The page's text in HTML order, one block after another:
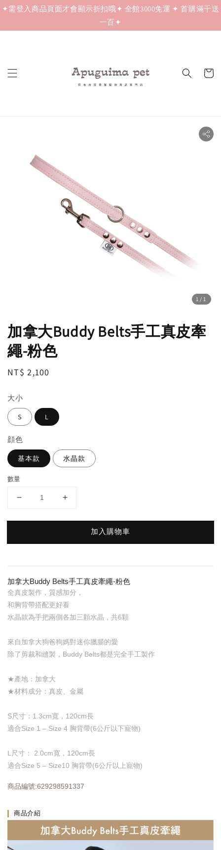
✦需登入商品頁面才會顯示折扣哦✦ 全館3000免運 ✦ 首購滿千送
一百✦
1 /1
加拿大Buddy Belts手工真皮牽
繩-粉色
Regular
NT$ 2,100
大小
S L
顔色
基本款 水晶款
數量
加入購物車
加拿大Buddy Belts手工真皮牽繩-粉色
全真皮製作，質感加分，
和胸背帶搭配更好看
水晶款為手把兩側各加三顆水晶，共6顆
來自加拿大狗爸狗媽對迷你臘腸的愛
除了剪裁和縫製，Buddy Belts都是完全手工製作
★產地：加拿大
★材料成分：真皮、金屬
S尺寸：1.3cm寬，120cm長
適合Size 1 – Size 4 胸背帶(6公斤以下寵物)
L尺寸： 2.0cm寬，120cm長
適合Size 5 – Size10 胸背帶(6公斤以上寵物)
商品編號:629298591337
商品介紹